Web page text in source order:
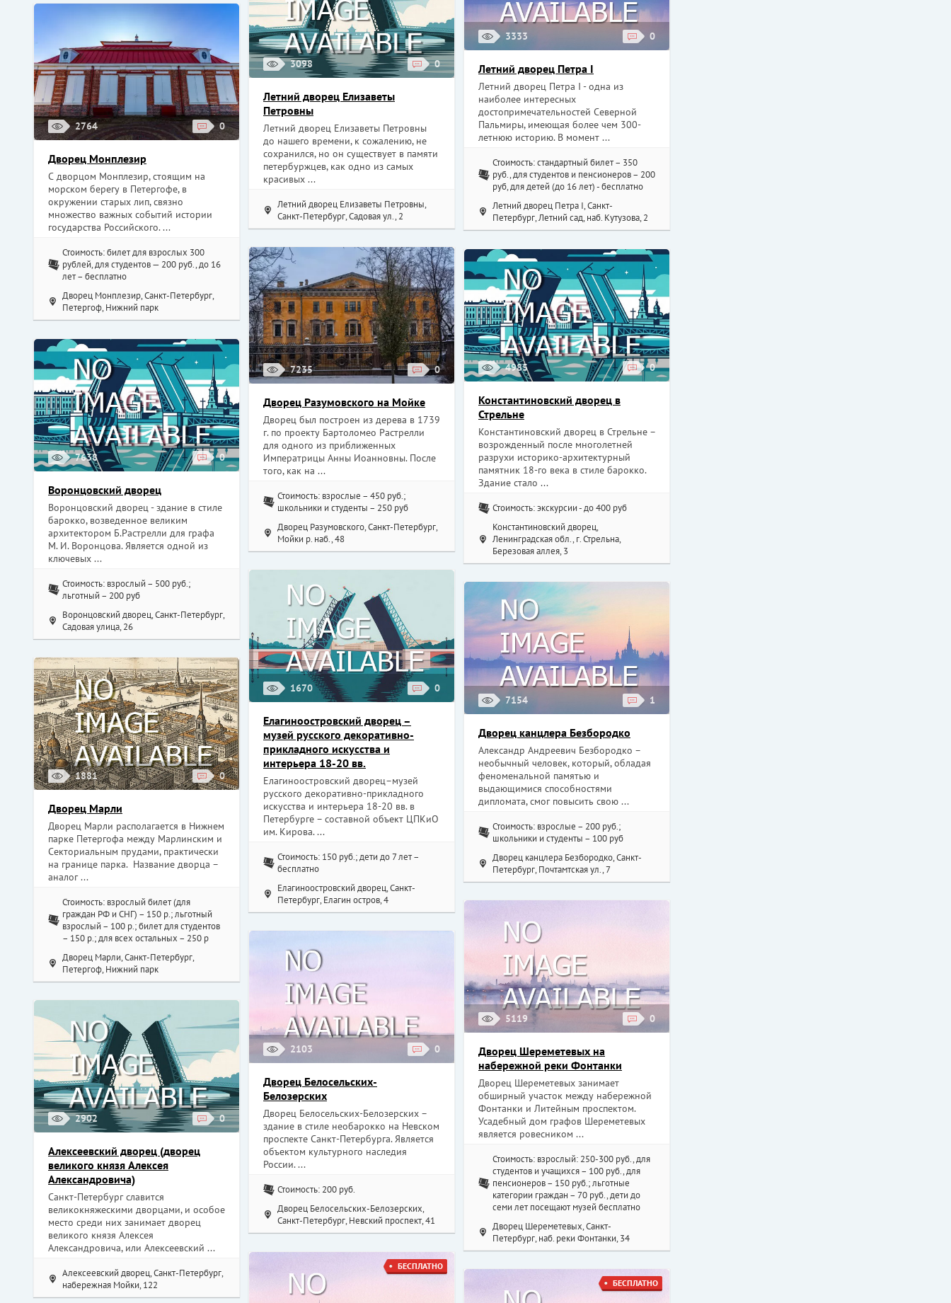
3333 0
Летний дворец Петра I
Летний дворец Петра I - одна из
наиболее интересных
достопримечательностей Северной
Пальмиры, имеющая более чем 300-
летнюю историю. В момент ...
Стоимость: стандартный билет – 350
руб., для студентов и пенсионеров – 200
руб, для детей (до 16 лет) - бесплатно
Летний дворец Петра I, Санкт-
Петербург, Летний сад, наб. Кутузова, 2
3098 0
Летний дворец Елизаветы
Петровны
Летний дворец Елизаветы Петровны
до нашего времени, к сожалению, не
сохранился, но он существует в памяти
петербуржцев, как одно из самых
красивых ...
Летний дворец Елизаветы Петровны,
Санкт-Петербург, Садовая ул., 2
2764 0
Дворец Монплезир
С дворцом Монплезир, стоящим на
морском берегу в Петергофе, в
окружении старых лип, связно
множество важных событий истории
государства Российского. ...
Стоимость: билет для взрослых 300
рублей, для студентов — 200 руб., до 16
лет – бесплатно
Дворец Монплезир, Санкт-Петербург,
Петергоф, Нижний парк
7235 0
Дворец Разумовского на Мойке
Дворец был построен из дерева в 1739
г. по проекту Бартоломео Растрелли
для одного из приближенных
Императрицы Анны Иоанновны. После
того, как на ...
Стоимость: взрослые – 450 руб.;
школьники и студенты – 250 руб
Дворец Разумовского, Санкт-Петербург,
Мойки р. наб., 48
4985 0
Константиновский дворец в
Стрельне
Константиновский дворец в Стрельне –
возрожденный после многолетней
разрухи историко-архитектурный
памятник 18-го века в стиле барокко.
Здание стало ...
Стоимость: экскурсии - до 400 руб
Константиновский дворец,
Ленинградская обл., г. Стрельна,
Березовая аллея, 3
7638 0
Воронцовский дворец
Воронцовский дворец - здание в стиле
барокко, возведенное великим
архитектором Б.Растрелли для графа
М. И. Воронцова. Является одной из
ключевых ...
Стоимость: взрослый – 500 руб.;
льготный – 200 руб
Воронцовский дворец, Санкт-Петербург,
Садовая улица, 26
1670 0
Елагиноостровский дворец –
музей русского декоративно-
прикладного искусства и
интерьера 18-20 вв.
Елагиноостровский дворец–музей
русского декоративно-прикладного
искусства и интерьера 18-20 вв. в
Петербурге – составной объект ЦПКиО
им. Кирова. ...
Стоимость: 150 руб.; дети до 7 лет –
бесплатно
Елагиноостровский дворец, Санкт-
Петербург, Елагин остров, 4
7154 1
Дворец канцлера Безбородко
Александр Андреевич Безбородко –
необычный человек, который, обладая
феноменальной памятью и
выдающимися способностями
дипломата, смог повысить свою ...
Стоимость: взрослые – 200 руб.;
школьники и студенты – 100 руб
Дворец канцлера Безбородко, Санкт-
Петербург, Почтамтская ул., 7
1881 0
Дворец Марли
Дворец Марли располагается в Нижнем
парке Петергофа между Марлинским и
Секториальным прудами, практически
на границе парка. Название дворца –
аналог ...
Стоимость: взрослый билет (для
граждан РФ и СНГ) – 150 р.; льготный
взрослый – 100 р.; билет для студентов
– 150 р.; для всех остальных – 250 р
Дворец Марли, Санкт-Петербург,
Петергоф, Нижний парк
5119 0
Дворец Шереметевых на
набережной реки Фонтанки
Дворец Шереметевых занимает
обширный участок между набережной
Фонтанки и Литейным проспектом.
Усадебный дом графов Шереметевых
является ровесником ...
Стоимость: взрослый: 250-300 руб., для
студентов и учащихся – 100 руб., для
пенсионеров – 150 руб.; льготные
категории граждан – 70 руб., дети до
семи лет посещают музей бесплатно
Дворец Шереметевых, Санкт-
Петербург, наб. реки Фонтанки, 34
2103 0
Дворец Белосельских-
Белозерских
Дворец Белосельских-Белозерских –
здание в стиле необарокко на Невском
проспекте Санкт-Петербурга. Является
объектом культурного наследия
России. ...
Стоимость: 200 руб.
Дворец Белосельских-Белозерских,
Санкт-Петербург, Невский проспект, 41
2902 0
Алексеевский дворец (дворец
великого князя Алексея
Александровича)
Санкт-Петербург славится
великокняжескими дворцами, и особое
место среди них занимает дворец
великого князя Алексея
Александровича, или Алексеевский ...
Алексеевский дворец, Санкт-Петербург,
набережная Мойки, 122
БЕСПЛАТНО
БЕСПЛАТНО